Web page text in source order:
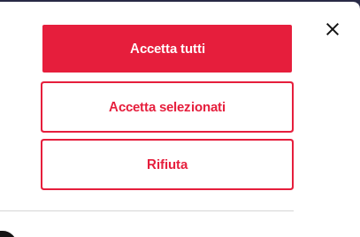
Accetta tutti
Accetta selezionati
Rifiuta
In collaborazione con